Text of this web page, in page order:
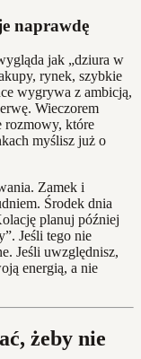
naprawdę
jak „dziura w
rynek, szybkie
wygrywa z ambicją,
Wieczorem
rozmowy, które
myślisz już o
Zamek i
Środek dnia
planuj później
Jeśli tego nie
Jeśli uwzględnisz,
energią, a nie
żeby nie